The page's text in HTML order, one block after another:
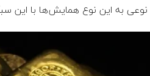
به این نوع همایش‌ها با این